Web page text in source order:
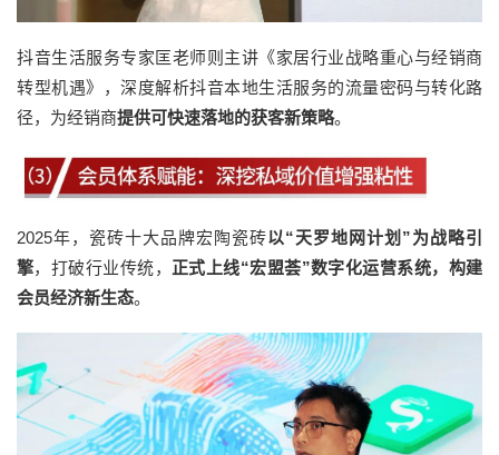
抖音生活服务专家匡老师则主讲《家居行业战略重心与经销商
转型机遇》，深度解析抖音本地生活服务的流量密码与转化路
径，为经销商提供可快速落地的获客新策略。
2025年，瓷砖十大品牌宏陶瓷砖以“天罗地网计划”为战略引
擎，打破行业传统， 正式上线“宏盟荟”数字化运营系统，构建
会员经济新生态。